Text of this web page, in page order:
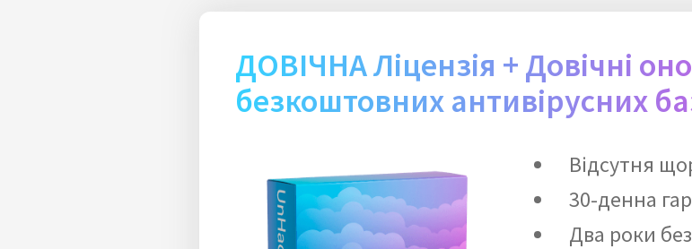
ДОВІЧНА Ліцензія + Довічні
безкоштовних антивірусних
Відсутня
30-денна
Два роки